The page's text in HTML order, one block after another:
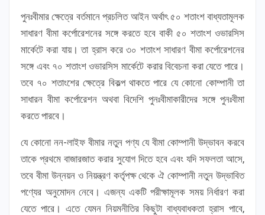
পুনঃবীমার ক্ষেত্রে বর্তমানে প্রচলিত আইন অর্থাৎ ৫০ শতাংশ বাধ্যতামূলক
সাধারণ বীমা কর্পোরেশনের সঙ্গে করতে হবে বাকী ৫০ শতাংশ ওভারসিস
মার্কেটে করা যায়। তা হ্রাস করে ৩০ শতাংশ সাধারণ বীমা কর্পোরেশনের
সঙ্গে এবং ৭০ শতাংশ ওভারসিস মার্কেটে করার বিবেচনা করা যেতে পারে।
তবে ৭০ শতাংশের ক্ষেত্রে বিকল্প থাকতে পারে যে কোনো কোম্পানী তা
সাধারন বীমা কর্পোরেশন অথবা বিদেশি পুনঃবীমাকারীদের সঙ্গে পুনঃবীমা
করতে পারবে।
যে কোনো নন-লাইফ বীমার নতুন পণ্য যে বীমা কোম্পানী উদ্ভাবন করবে
তাকে প্রথমে বাজারজাত করার সুযোগ দিতে হবে এবং যদি সফলতা আসে,
তবে বীমা উন্নয়ন ও নিয়ন্ত্রণ কর্তৃপক্ষ থেকে ঐ কোম্পানী নতুন উদ্ভাবিত
পণ্যের অনুমোদন নেবে। এজন্য একটি পরীক্ষামূলক সময় নির্ধারণ করা
যেতে পারে। এতে যেমন নিয়মনীতির কিছুটা বাধ্যবাধকতা হ্রাস পাবে,